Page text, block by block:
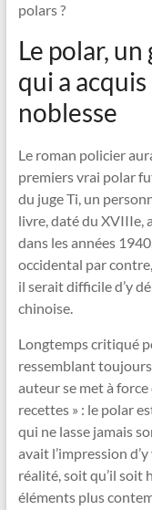
polars ?
Le polar,
qui a
noblesse
Le roman policier
premiers vrai polar
du juge Ti, un
livre, daté du XVIIIe,
dans les années
occidental par
il serait difficile d’y
chinoise.
Longtemps critiqué
ressemblant toujours
auteur se met à
recettes » : le polar
qui ne lasse jamais
avait l’impression
réalité, soit qu’il soit
éléments plus